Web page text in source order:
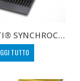
CONTI® SYNCHROCHAIN CARBON CTD 14M 1260 90 C
TUTTO